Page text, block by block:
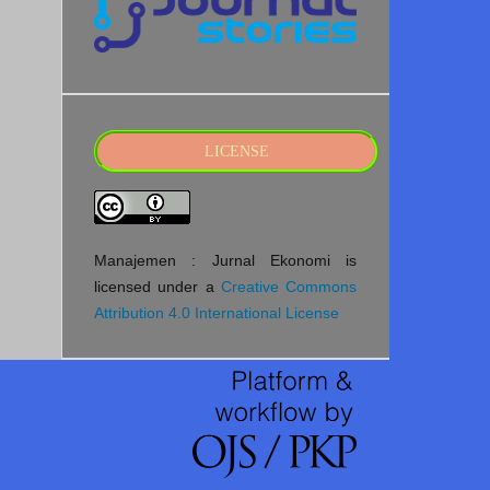
LICENSE
Manajemen : Jurnal Ekonomi is
licensed under a Creative Commons
Attribution 4.0 International License